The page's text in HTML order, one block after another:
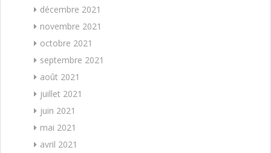
décembre 2021
novembre 2021
octobre 2021
septembre 2021
août 2021
juillet 2021
juin 2021
mai 2021
avril 2021